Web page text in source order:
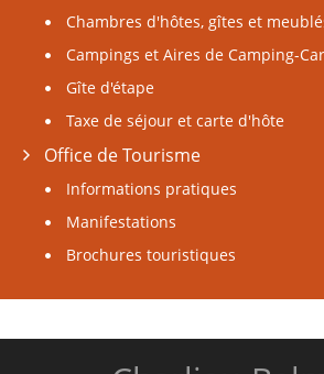
Chambres d'hôtes, gîtes et
Campings et Aires de Camping-Car
Gîte d'étape
Taxe de séjour et carte d'hôte
Office de Tourisme
Informations pratiques
Manifestations
Brochures touristiques